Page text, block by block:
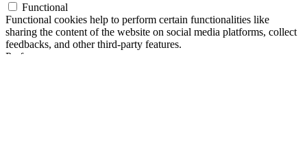
Functional
Functional cookies help to perform certain functionalities like
sharing the content of the website on social media platforms, collect
feedbacks, and other third-party features.
Performance